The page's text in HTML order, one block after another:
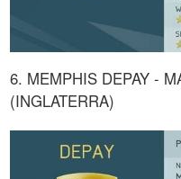
6. MEMPHIS DEPAY -
(INGLATERRA)